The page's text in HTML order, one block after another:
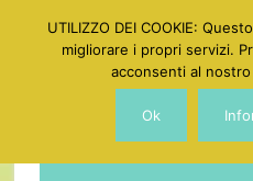
UTILIZZO DEI COOKIE:
migliorare i propri servizi.
acconsenti al
Ok